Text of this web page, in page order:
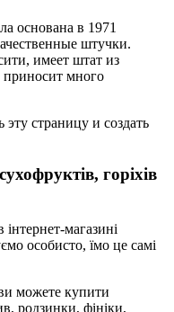
основана в 1971
штучки.
имеет штат из
приносит много
эту страницу и создать
горіхів
магазині
особисто, їмо це самі
можете купити
родзинки, фініки,